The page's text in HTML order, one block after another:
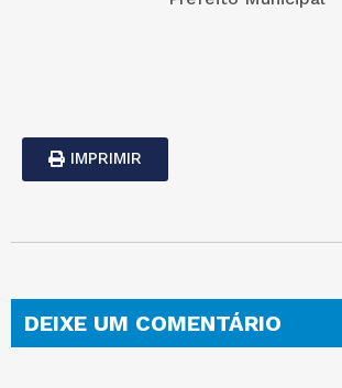
IMPRIMIR
DEIXE UM COMENTÁRIO